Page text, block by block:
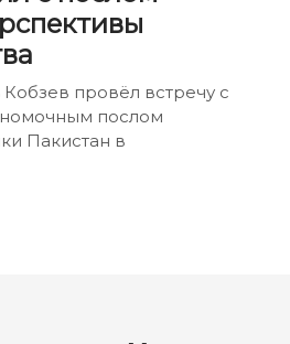
провёл встречу с
послом
Пакистан в